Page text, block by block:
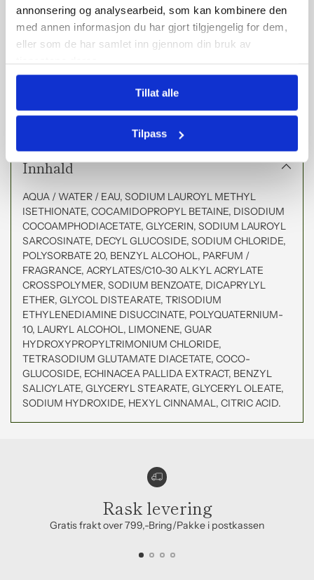
annonsering og analysearbeid, som kan kombinere den
med annen informasjon du har gjort tilgjengelig for dem,
eller som de har samlet inn gjennom din bruk av
Tillat alle
Tilpass
hårpleieoppleving.
-Fordeler : Næringsrik, fuktgjevande, opprettheld naturleg
balanse i hovudbotnen
-Fri for: Sulfatar og parabener
Størrelse: 60 ml / 250 ml
For eit sunt, balansert og velpleid hår, vel Well-Being
Shampoo!
Innhald
AQUA / WATER / EAU, SODIUM LAUROYL METHYL
ISETHIONATE, COCAMIDOPROPYL BETAINE, DISODIUM
COCOAMPHODIACETATE, GLYCERIN, SODIUM LAUROYL
SARCOSINATE, DECYL GLUCOSIDE, SODIUM CHLORIDE,
POLYSORBATE 20, BENZYL ALCOHOL, PARFUM /
FRAGRANCE, ACRYLATES/C10-30 ALKYL ACRYLATE
CROSSPOLYMER, SODIUM BENZOATE, DICAPRYLYL
ETHER, GLYCOL DISTEARATE, TRISODIUM
ETHYLENEDIAMINE DISUCCINATE, POLYQUATERNIUM-
10, LAURYL ALCOHOL, LIMONENE, GUAR
HYDROXYPROPYLTRIMONIUM CHLORIDE,
TETRASODIUM GLUTAMATE DIACETATE, COCO-
GLUCOSIDE, ECHINACEA PALLIDA EXTRACT, BENZYL
SALICYLATE, GLYCERYL STEARATE, GLYCERYL OLEATE,
SODIUM HYDROXIDE, HEXYL CINNAMAL, CITRIC ACID.
Rask levering
Gratis frakt over 799,-Bring/Pakke i postkassen